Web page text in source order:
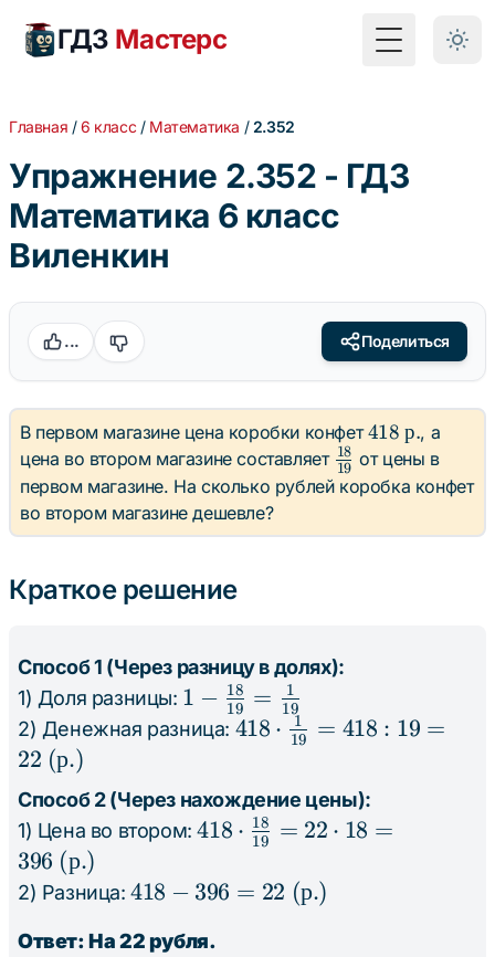
ГДЗ Мастерс Toggle Menu
Главная /6 класс / Математика / 2.352
Упражнение 2.352 - ГДЗ
Математика 6 класс
Виленкин
... Поделиться
В первом магазине цена коробки конфет418
\text{
р.}
418 р., а
цена во втором магазине составляет \frac{18}
{19}
19
18 от цены в
первом магазине. На сколько рублей коробка конфет
во втором магазине дешевле?
Краткое решение
Способ 1 (Через разницу в долях):
1) Доля разницы: 1 -
\frac{18}
{19}
1 − 19
18 = 19
1
2) Денежная разница: 418
{19} =
418 : 19
\text{
418 ⋅ 19
1 = 418 : 19 =
22 (р.)
Способ 2 (Через нахождение цены):
1) Цена во втором:418 \cdot
{19} =
18 = 396
418 ⋅ 19
18 = 22 ⋅ 18 =
396 (р.)
2) Разница:418 -
22
418 − 396 = 22 (р.)
Ответ: На 22 рубля.